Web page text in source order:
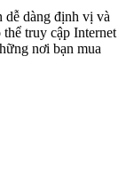
dễ dàng định vị và
truy cập Internet
nơi bạn mua